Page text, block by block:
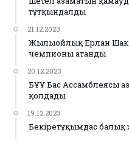
тұтқындалды
21.12.2023
Жылыойлық Ерлан
чемпионы атанды
20.12.2023
БҰҰ Бас Ассамблеясы
қолдады
19.12.2023
Бекіретұқымдас